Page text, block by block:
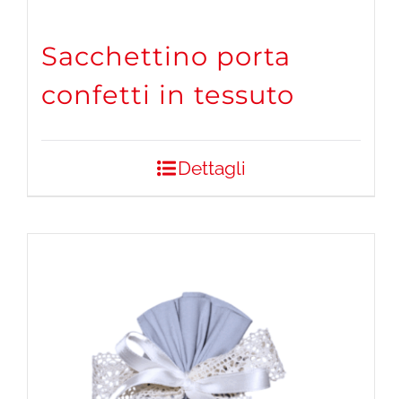
Sacchettino porta
confetti in tessuto
Dettagli